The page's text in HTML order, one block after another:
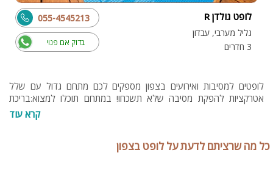
לופט גולדן R
גליל מערבי, עבדון
3 חדרים
בדוק אם פנוי
055-4545213
לופטים למסיבות ואירועים בצפון מספקים לכם מתחם גדול עם שלל
אטרקציות להפקת מסיבה שלא תשכחו! במתחם תוכלו למצוא:בריכת
שחייה, ג'קוזי ספא, משחקי סנוקר, פוקר ועוד מגוון פינוקים שיהפכו את
האירוע לחגיגה של ממש. למתחמי לופטים בצפון תוכלו לברר בדף האתר
קרא עוד
כל מה שרציתם לדעת על לופט בצפון